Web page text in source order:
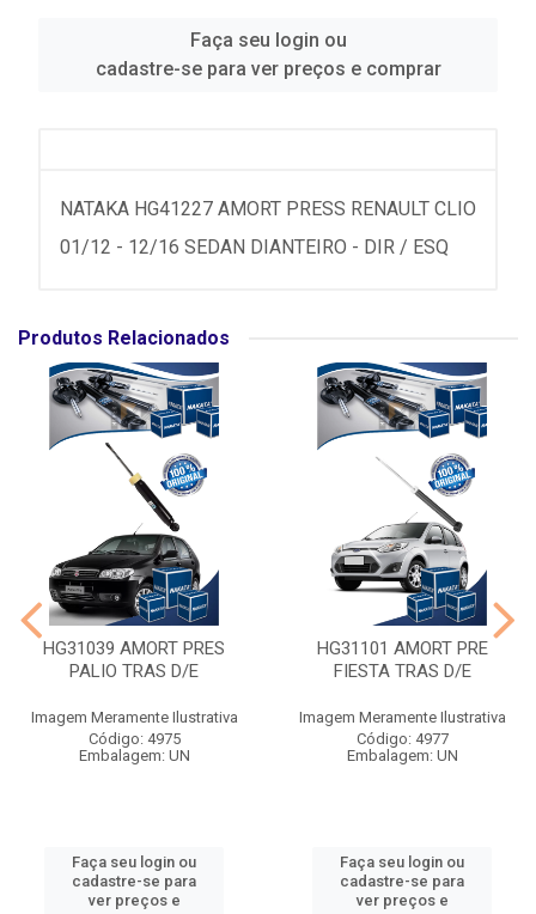
Faça seu login ou
cadastre-se para ver preços e comprar
NATAKA HG41227 AMORT PRESS RENAULT CLIO
01/12 - 12/16 SEDAN DIANTEIRO - DIR / ESQ
Produtos Relacionados
HG31039 AMORT PRES
PALIO TRAS D/E
Imagem Meramente Ilustrativa
Código: 4975
Embalagem: UN
Faça seu login ou
cadastre-se para
ver preços e
HG31101 AMORT PRE
FIESTA TRAS D/E
Imagem Meramente Ilustrativa
Código: 4977
Embalagem: UN
Faça seu login ou
cadastre-se para
ver preços e